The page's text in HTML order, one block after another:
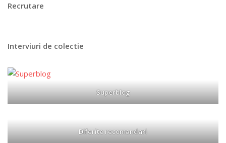
Recrutare
Interviuri de colectie
Superblog
Diferite recomandari